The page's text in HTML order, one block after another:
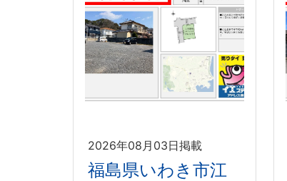
2026年08月03日掲載
福島県いわき市江